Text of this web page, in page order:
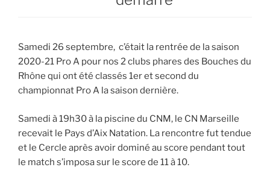
Samedi 26 septembre, c’était la rentrée de la saison
2020-21 Pro A pour nos 2 clubs phares des Bouches du
Rhône qui ont été classés 1er et second du
championnat Pro A la saison dernière.
Samedi à 19h30 à la piscine du CNM, le CN Marseille
recevait le Pays d’Aix Natation. La rencontre fut tendue
et le Cercle après avoir dominé au score pendant tout
le match s’imposa sur le score de 11 à 10.